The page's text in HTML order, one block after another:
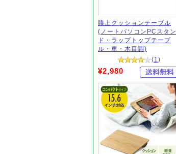
膝上クッションテーブル
(ノートパソコンPCスタン
ド・ラップトップテーブ
ル・車・木目調)
(1 )
¥2,980